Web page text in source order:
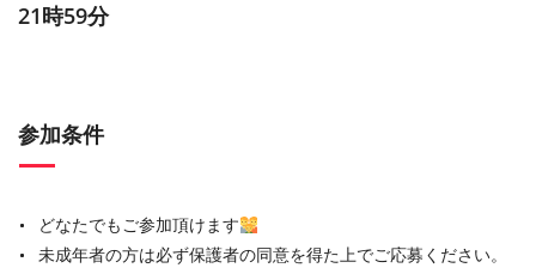
21時59分
参加条件
どなたでもご参加頂けます
未成年者の方は必ず保護者の同意を得た上でご応募ください。